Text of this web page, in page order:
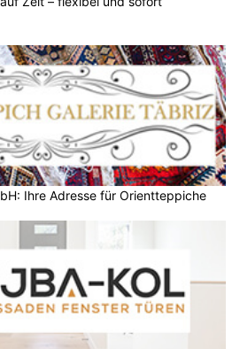
Ihre Adresse für Orientteppiche